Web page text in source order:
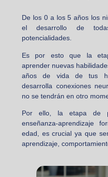
De los 0 a los 5 años los
el desarrollo de
potencialidades.
Es por esto que la
aprender nuevas
años de vida de tus
desarrolla conexiones
no se tendrán en otro
Por ello, la etapa de
enseñanza-aprendizaje
edad, es crucial ya que
aprendizaje,